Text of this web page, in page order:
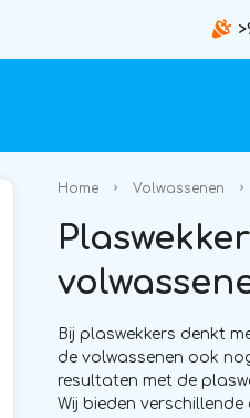
Home Volwassenen
Bij plaswekkers denkt
de volwassenen ook
resultaten met de
Wij bieden